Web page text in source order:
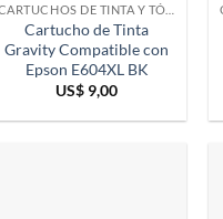
Cartucho de Tinta
Gravity Compatible con
Epson E604XL BK
US$ 9,00